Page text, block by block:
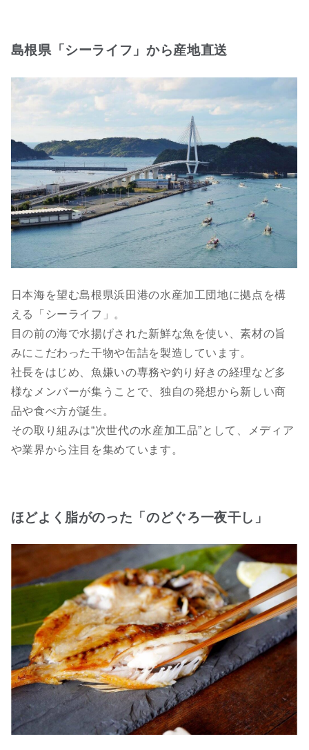
島根県「シーライフ」から産地直送
日本海を望む島根県浜田港の水産加工団地に拠点を構
える「シーライフ」。
目の前の海で水揚げされた新鮮な魚を使い、素材の旨
みにこだわった干物や缶詰を製造しています。
社長をはじめ、魚嫌いの専務や釣り好きの経理など多
様なメンバーが集うことで、独自の発想から新しい商
品や食べ方が誕生。
その取り組みは“次世代の水産加工品”として、メディア
や業界から注目を集めています。
ほどよく脂がのった「のどぐろ一夜干し」